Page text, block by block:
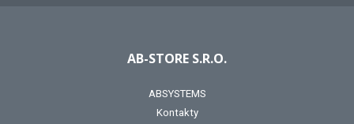
AB-STORE S.R.O.
ABSYSTEMS
Kontakty